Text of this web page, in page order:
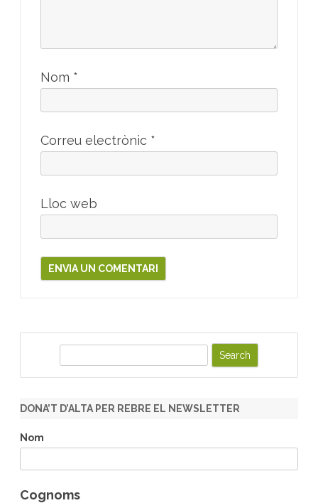
Nom *
Correu electrònic *
Lloc web
r
h
DONA’T D’ALTA PER REBRE EL NEWSLETTER
Nom
Cognoms